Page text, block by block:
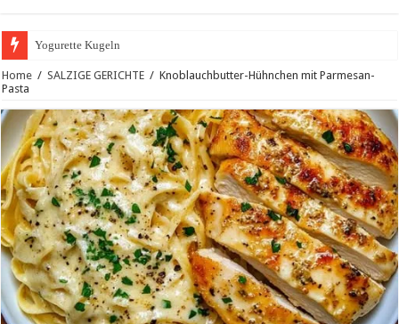
Yogurette Kugeln
Home / SALZIGE GERICHTE / Knoblauchbutter-Hühnchen mit Parmesan-
Pasta